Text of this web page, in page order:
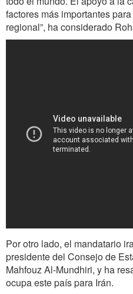
factores más importantes
regional”, ha considerado
Por otro lado, el mandatario
presidente del Consejo de
Mahfouz Al-Mundhiri, y ha
ocupa este país para Irán.